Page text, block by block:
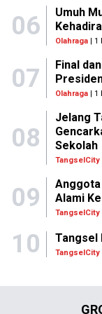
06
Umuh
Olahraga| 1
07
Final
Olahraga| 1
08
Jelang
Sekolah
TangselCity
09
Anggota
Alami
TangselCity
10 Tangsel
TangselCity